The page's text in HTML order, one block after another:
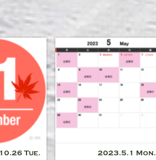
Tue. 2023.5.1 Mon.